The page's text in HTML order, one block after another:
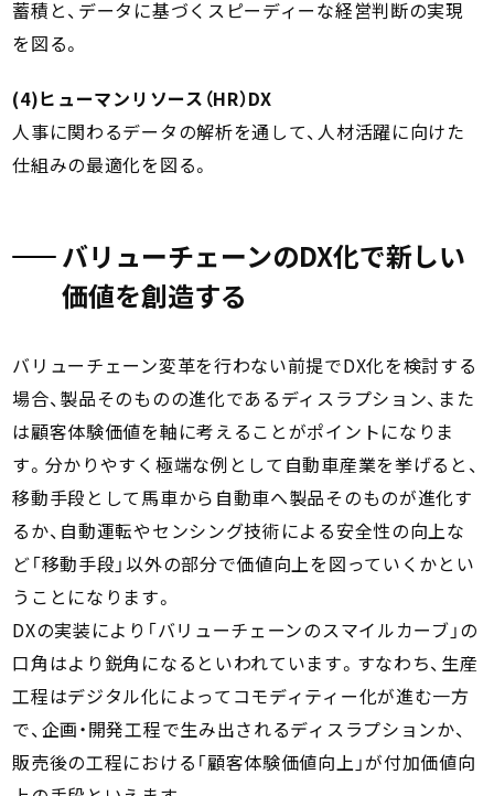
蓄積と、データに基づくスピーディーな経営判断の実現
を図る。
(4)ヒューマンリソース（HR）DX
人事に関わるデータの解析を通して、人材活躍に向けた
仕組みの最適化を図る。
バリューチェーンのDX化で新しい
価値を創造する
バリューチェーン変革を行わない前提でDX化を検討する
場合、製品そのものの進化であるディスラプション、また
は顧客体験価値を軸に考えることがポイントになりま
す。分かりやすく極端な例として自動車産業を挙げると、
移動手段として馬車から自動車へ製品そのものが進化す
るか、自動運転やセンシング技術による安全性の向上な
ど「移動手段」以外の部分で価値向上を図っていくかとい
うことになります。
DXの実装により「バリューチェーンのスマイルカーブ」の
口角はより鋭角になるといわれています。すなわち、生産
工程はデジタル化によってコモディティー化が進む一方
で、企画・開発工程で生み出されるディスラプションか、
販売後の工程における「顧客体験価値向上」が付加価値向